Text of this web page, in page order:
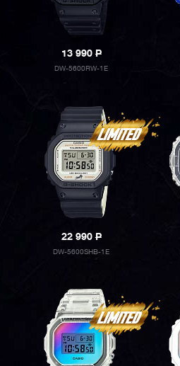
13 990P
DW-5600RW-1E
22 990P
DW-5600SHB-1E